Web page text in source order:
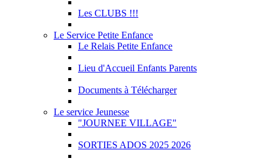
Les CLUBS !!!
Le Service Petite Enfance
Le Relais Petite Enfance
Lieu d'Accueil Enfants Parents
Documents à Télécharger
Le service Jeunesse
"JOURNEE VILLAGE"
SORTIES ADOS 2025 2026